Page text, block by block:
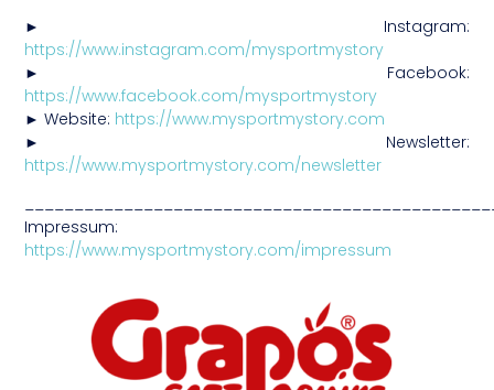
► Instagram:
https://www.instagram.com/mysportmystory
► Facebook:
https://www.facebook.com/mysportmystory
► Website: https://www.mysportmystory.com
► Newsletter:
https://www.mysportmystory.com/newsletter
Impressum:
https://www.mysportmystory.com/impressum